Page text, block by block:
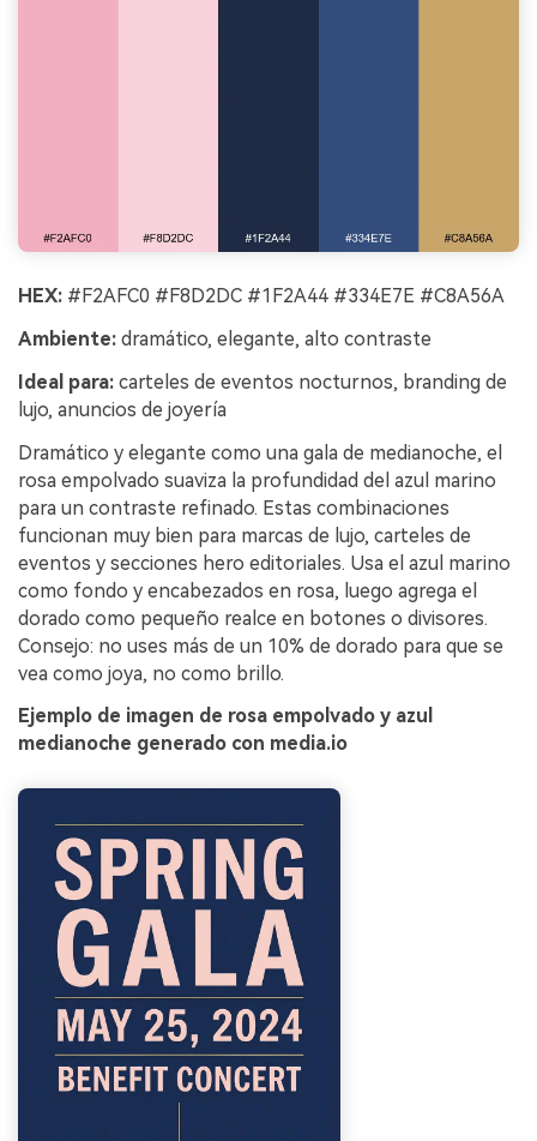
HEX: #F2AFC0 #F8D2DC #1F2A44 #334E7E #C8A56A
Ambiente: dramático, elegante, alto contraste
Ideal para: carteles de eventos nocturnos, branding de
lujo, anuncios de joyería
Dramático y elegante como una gala de medianoche, el
rosa empolvado suaviza la profundidad del azul marino
para un contraste refinado. Estas combinaciones
funcionan muy bien para marcas de lujo, carteles de
eventos y secciones hero editoriales. Usa el azul marino
como fondo y encabezados en rosa, luego agrega el
dorado como pequeño realce en botones o divisores.
Consejo: no uses más de un 10% de dorado para que se
vea como joya, no como brillo.
Ejemplo de imagen de rosa empolvado y azul
medianoche generado con media.io